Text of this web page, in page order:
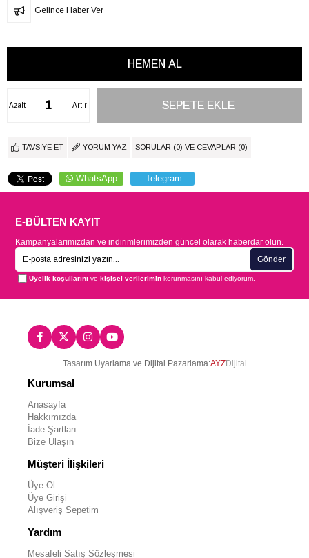
Gelince Haber Ver
Artır
Azalt
TAVSIYE ET YORUM YAZ SORULAR (0) VE CEVAPLAR (0)
WhatsApp Telegram
E-BÜLTEN KAYIT
Kampanyalarımızdan ve indirimlerimizden güncel olarak haberdar olun.
Gönder
Üyelik koşullarını vekişisel verilerimin korunmasını kabul ediyorum.
Tasarım Uyarlama ve Dijital Pazarlama:AYZDijital
Kurumsal
Anasayfa
Hakkımızda
İade Şartları
Bize Ulaşın
Müşteri İlişkileri
Üye Ol
Üye Girişi
Alışveriş Sepetim
Yardım
Mesafeli Satış Sözleşmesi